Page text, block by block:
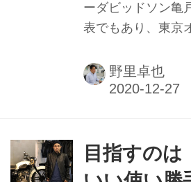
ーダビッドソン亀
表でもあり、東京
上も二輪車ビジネ
間さんの経営哲学
野里卓也
目指すの